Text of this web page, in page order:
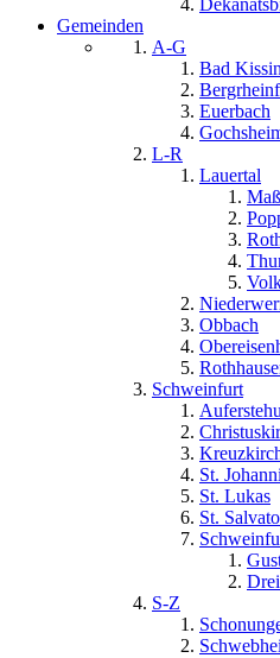
Gemeinden
A-G
Bad
Euerbach
L-R
Lauertal
Obbach
Schweinfurt
St.
St. Lukas
St.
S-Z